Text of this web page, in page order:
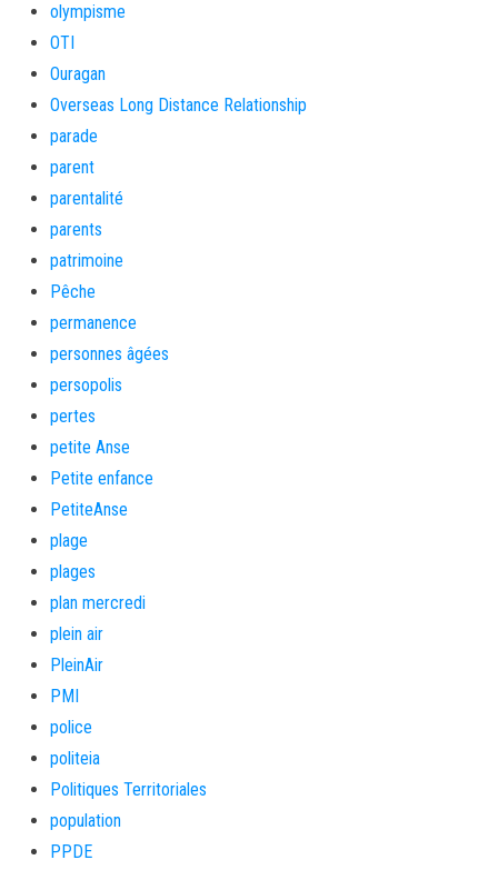
olympisme
OTI
Ouragan
Overseas Long Distance Relationship
parade
parent
parentalité
parents
patrimoine
Pêche
permanence
personnes âgées
persopolis
pertes
petite Anse
Petite enfance
PetiteAnse
plage
plages
plan mercredi
plein air
PleinAir
PMI
police
politeia
Politiques Territoriales
population
PPDE